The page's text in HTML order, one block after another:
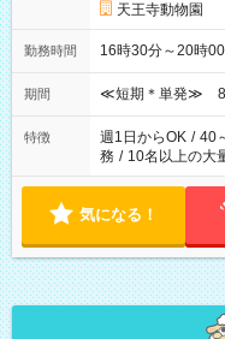
天王寺動物園
勤務時間 16時30分～20時
期間 ≪短期＊単発≫ 8
特徴 週1日からOK / 40
務 / 10名以上の大
気になる！